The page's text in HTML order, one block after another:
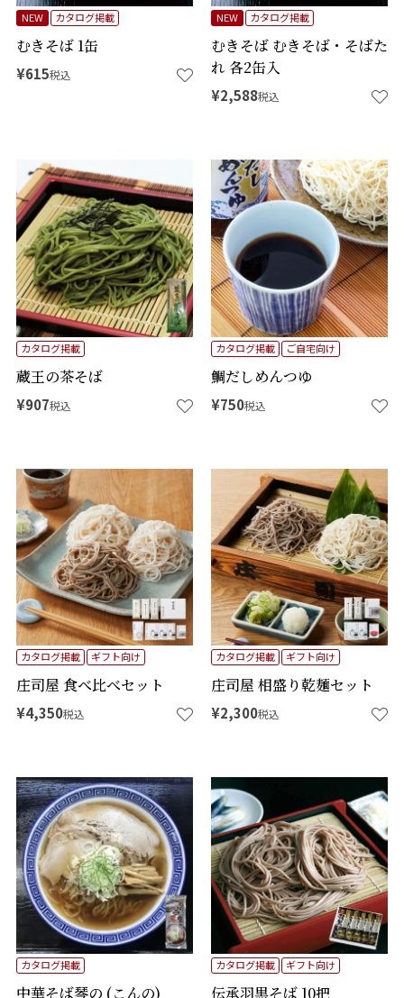
むきそば 1缶
NEW カタログ掲載
¥615税込
むきそば むきそば・そばた
れ 各2缶入
NEW カタログ掲載
¥2,588税込
蔵王の茶そば
カタログ掲載
¥907税込
鯛だしめんつゆ
カタログ掲載 ご自宅向け
¥750税込
庄司屋 食べ比べセット
カタログ掲載 ギフト向け
¥4,350税込
庄司屋 相盛り乾麺セット
カタログ掲載 ギフト向け
¥2,300税込
中華そば琴の (こんの)
カタログ掲載
伝承羽黒そば 10把
カタログ掲載 ギフト向け